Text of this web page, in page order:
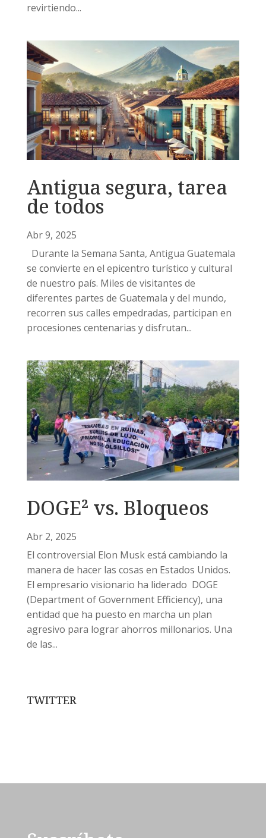
revirtiendo...
Antigua segura, tarea
de todos
Abr 9, 2025
Durante la Semana Santa, Antigua Guatemala
se convierte en el epicentro turístico y cultural
de nuestro país. Miles de visitantes de
diferentes partes de Guatemala y del mundo,
recorren sus calles empedradas, participan en
procesiones centenarias y disfrutan...
DOGE² vs. Bloqueos
Abr 2, 2025
El controversial Elon Musk está cambiando la
manera de hacer las cosas en Estados Unidos.
El empresario visionario ha liderado DOGE
(Department of Government Efficiency), una
entidad que ha puesto en marcha un plan
agresivo para lograr ahorros millonarios. Una
de las...
TWITTER